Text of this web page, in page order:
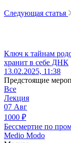
Следующая статья
Ключ к тайнам
хранит в себе ДНК
13.02.2025, 11:38
Предстоящие
Все
Лекция
07 Авг
1000 ₽
Бессмертие по
Medio Modo